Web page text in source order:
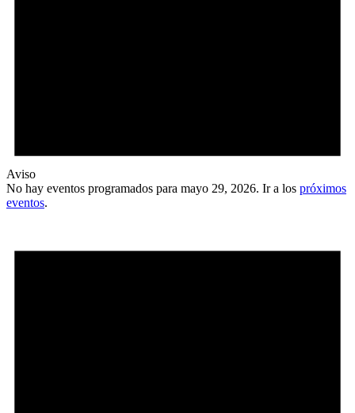
Aviso
No hay eventos programados para mayo 29, 2026. Ir a los próximos
eventos.